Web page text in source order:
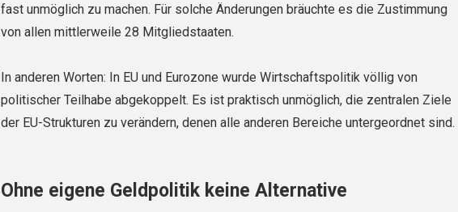
fast unmöglich zu machen. Für solche Änderungen bräuchte es die Zustimmung
von allen mittlerweile 28 Mitgliedstaaten.
In anderen Worten: In EU und Eurozone wurde Wirtschaftspolitik völlig von
politischer Teilhabe abgekoppelt. Es ist praktisch unmöglich, die zentralen Ziele
der EU-Strukturen zu verändern, denen alle anderen Bereiche untergeordnet sind.
Ohne eigene Geldpolitik keine Alternative